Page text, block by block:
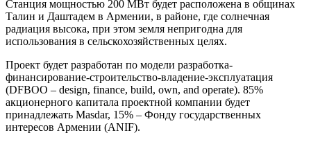
Станция мощностью 200 МВт будет расположена в общинах
Талин и Даштадем в Армении, в районе, где солнечная
радиация высока, при этом земля непригодна для
использования в сельскохозяйственных целях.
Проект будет разработан по модели разработка-
финансирование-строительство-владение-эксплуатация
(DFBOO – design, finance, build, own, and operate). 85%
акционерного капитала проектной компании будет
принадлежать Masdar, 15% – Фонду государственных
интересов Армении (ANIF).